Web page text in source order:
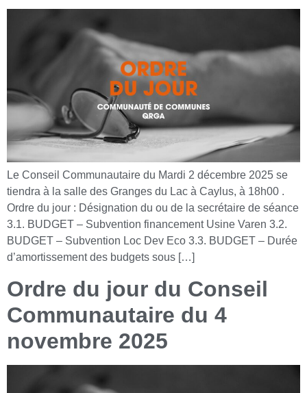
Le Conseil Communautaire du Mardi 2 décembre 2025 se
tiendra à la salle des Granges du Lac à Caylus, à 18h00 .
Ordre du jour : Désignation du ou de la secrétaire de séance
3.1. BUDGET – Subvention financement Usine Varen 3.2.
BUDGET – Subvention Loc Dev Eco 3.3. BUDGET – Durée
d’amortissement des budgets sous […]
Ordre du jour du Conseil
Communautaire du 4
novembre 2025